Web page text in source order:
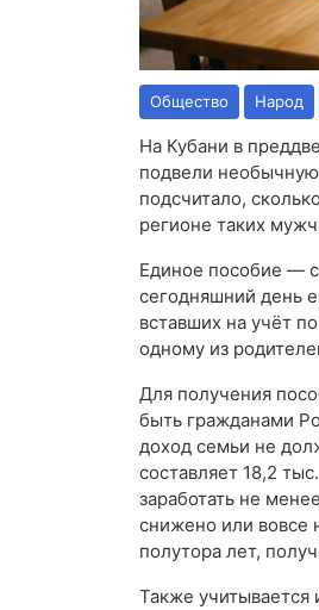
Общество Народ
На Кубани в
подвели
подсчитало,
регионе таких
Единое пособие —
сегодняшний день
вставших на учёт
одному из
Для получения
быть гражданами
доход семьи не
составляет 18,2
заработать не
снижено или вовсе
полутора лет,
Также